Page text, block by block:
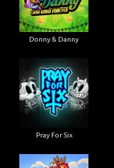
Donny & Danny
Pray For Six